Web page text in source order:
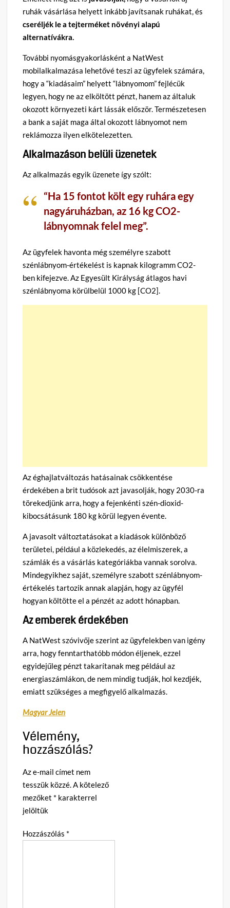
ruhák vásárlása helyett inkább javítsanak ruhákat, és
cseréljék le a tejterméket növényi alapú
alternatívákra.
További nyomásgyakorlásként a NatWest
mobilalkalmazása lehetővé teszi az ügyfelek számára,
hogy a “kiadásaim” helyett “lábnyomom” fejlécük
legyen, hogy ne az elköltött pénzt, hanem az általuk
okozott környezeti kárt lássák először. Természetesen
a bank a saját maga által okozott lábnyomot nem
reklámozza ilyen elkötelezetten.
Alkalmazáson belüli üzenetek
Az alkalmazás egyik üzenete így szólt:
“Ha 15 fontot költ egy ruhára egy
nagyáruházban, az 16 kg CO2-
lábnyomnak felel meg”.
Az ügyfelek havonta még személyre szabott
szénlábnyom-értékelést is kapnak kilogramm CO2-
ben kifejezve. Az Egyesült Királyság átlagos havi
szénlábnyoma körülbelül 1000 kg [CO2].
Az éghajlatváltozás hatásainak csökkentése
érdekében a brit tudósok azt javasolják, hogy 2030-ra
törekedjünk arra, hogy a fejenkénti szén-dioxid-
kibocsátásunk 180 kg körül legyen évente.
A javasolt változtatásokat a kiadások különböző
területei, például a közlekedés, az élelmiszerek, a
számlák és a vásárlás kategóriákba vannak sorolva.
Mindegyikhez saját, személyre szabott szénlábnyom-
értékelés tartozik annak alapján, hogy az ügyfél
hogyan költötte el a pénzét az adott hónapban.
Az emberek érdekében
A NatWest szóvivője szerint az ügyfelekben van igény
arra, hogy fenntarthatóbb módon éljenek, ezzel
egyidejűleg pénzt takarítanak meg például az
energiaszámlákon, de nem mindig tudják, hol kezdjék,
emiatt szükséges a megfigyelő alkalmazás.
Magyar Jelen
Vélemény,
hozzászólás?
Az e-mail címet nem
tesszük közzé.A kötelező
mezőket * karakterrel
jelöltük
Hozzászólás *